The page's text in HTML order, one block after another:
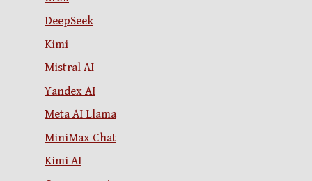
DeepSeek
Kimi
Mistral AI
Yandex AI
Meta AI Llama
MiniMax Chat
Kimi AI